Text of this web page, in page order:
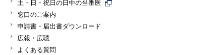
土・日・祝日の日中の当番医
窓口のご案内
申請書・届出書ダウンロード
広報・広聴
よくある質問